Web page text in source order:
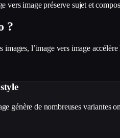
image préserve sujet et
?
l’image vers image
génère de nombreuses variantes